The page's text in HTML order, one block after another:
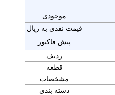
موجودی
قیمت نقدی به ریال
پیش فاکتور
ردیف
قطعه
مشخصات
دسته بندی